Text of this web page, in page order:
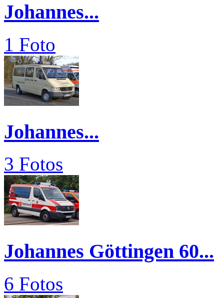
Johannes...
1 Foto
Johannes...
3 Fotos
Johannes Göttingen 60...
6 Fotos